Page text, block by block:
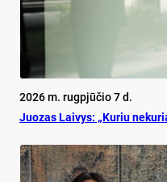
2026 m. rugpjūčio 7 d.
Juo­zas Lai­vys: „Ku­riu